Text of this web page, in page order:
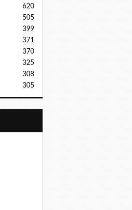
620
505
399
371
370
325
308
305